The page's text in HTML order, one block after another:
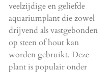
veelzijdige en geliefde
aquariumplant die zowel
drijvend als vastgebonden
op steen of hout kan
worden gebruikt. Deze
plant is populair onder